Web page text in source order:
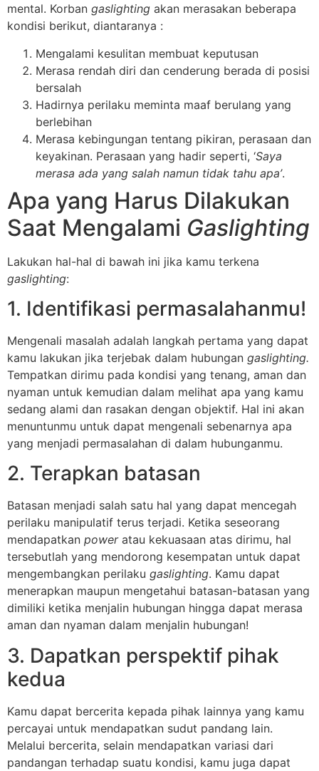
mental. Korban gaslighting akan merasakan beberapa
kondisi berikut, diantaranya :
Mengalami kesulitan membuat keputusan
Merasa rendah diri dan cenderung berada di posisi
bersalah
Hadirnya perilaku meminta maaf berulang yang
berlebihan
Merasa kebingungan tentang pikiran, perasaan dan
keyakinan. Perasaan yang hadir seperti, ‘Saya
merasa ada yang salah namun tidak tahu apa’.
Apa yang Harus Dilakukan
Saat Mengalami Gaslighting
Lakukan hal-hal di bawah ini jika kamu terkena
gaslighting:
1. Identifikasi permasalahanmu!
Mengenali masalah adalah langkah pertama yang dapat
kamu lakukan jika terjebak dalam hubungan gaslighting.
Tempatkan dirimu pada kondisi yang tenang, aman dan
nyaman untuk kemudian dalam melihat apa yang kamu
sedang alami dan rasakan dengan objektif. Hal ini akan
menuntunmu untuk dapat mengenali sebenarnya apa
yang menjadi permasalahan di dalam hubunganmu.
2. Terapkan batasan
Batasan menjadi salah satu hal yang dapat mencegah
perilaku manipulatif terus terjadi. Ketika seseorang
mendapatkan power atau kekuasaan atas dirimu, hal
tersebutlah yang mendorong kesempatan untuk dapat
mengembangkan perilaku gaslighting. Kamu dapat
menerapkan maupun mengetahui batasan-batasan yang
dimiliki ketika menjalin hubungan hingga dapat merasa
aman dan nyaman dalam menjalin hubungan!
3. Dapatkan perspektif pihak
kedua
Kamu dapat bercerita kepada pihak lainnya yang kamu
percayai untuk mendapatkan sudut pandang lain.
Melalui bercerita, selain mendapatkan variasi dari
pandangan terhadap suatu kondisi, kamu juga dapat